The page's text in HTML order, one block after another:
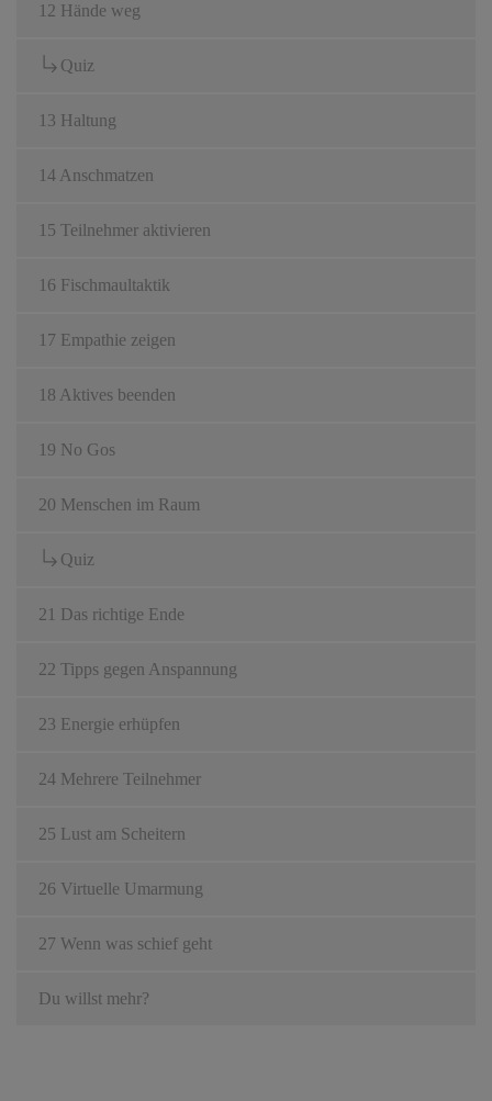
12 Hände weg
Quiz
13 Haltung
14 Anschmatzen
15 Teilnehmer aktivieren
16 Fischmaultaktik
17 Empathie zeigen
18 Aktives beenden
19 No Gos
20 Menschen im Raum
Quiz
21 Das richtige Ende
22 Tipps gegen Anspannung
23 Energie erhüpfen
24 Mehrere Teilnehmer
25 Lust am Scheitern
26 Virtuelle Umarmung
27 Wenn was schief geht
Du willst mehr?